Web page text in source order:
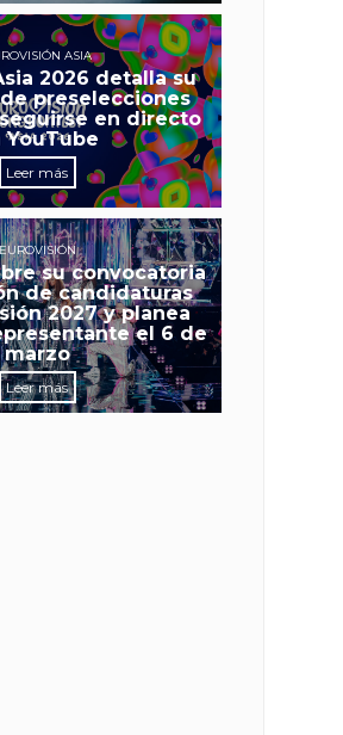
ASIA
2026 detalla su
preselecciones
en directo
YouTube
Leer más
su convocatoria
de candidaturas
2027 y planea
el 6 de
marzo
Leer más